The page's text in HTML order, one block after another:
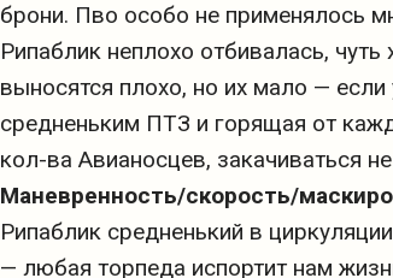
брони. Пво особо не применялось
Рипаблик неплохо отбивалась,
выносятся плохо, но их мало —
средненьким ПТЗ и горящая от
кол-ва Авианосцев, закачиваться
Маневренность/скорость/
Рипаблик средненький в
— любая торпеда испортит нам